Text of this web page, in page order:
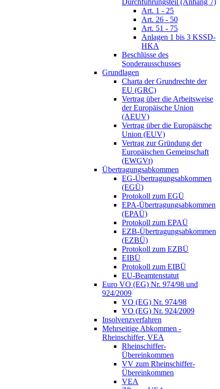
Art. 1 - 25
Art. 26 - 50
Art. 51 - 75
Anlagen 1 bis 3 KSSD-
HKA
Beschlüsse des
Sonderausschusses
Grundlagen
Charta der Grundrechte der
EU (GRC)
Vertrag über die Arbeitsweise
der Europäische Union
(AEUV)
Vertrag über die Europäische
Union (EUV)
Vertrag zur Gründung der
Europäischen Gemeinschaft
(EWGVt)
Übertragungsabkommen
EG-Übertragungsabkommen
(EGÜ)
Protokoll zum EGÜ
EPA-Übertragungsabkommen
(EPAÜ)
Protokoll zum EPAÜ
EZB-Übertragungsabkommen
(EZBÜ)
Protokoll zum EZBÜ
EIBÜ
Protokoll zum EIBÜ
EU-Beamtenstatut
Euro VO (EG) Nr. 974/98 und
924/2009
VO (EG) Nr. 974/98
VO (EG) Nr. 924/2009
Insolvenzverfahren
Mehrseitige Abkommen -
Rheinschiffer, VEA
Rheinschiffer-
Übereinkommen
VV zum Rheinschiffer-
Übereinkommen
VEA